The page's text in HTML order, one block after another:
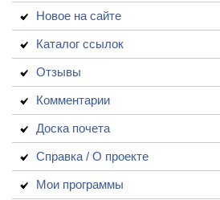
Новое на сайте
Каталог ссылок
Отзывы
Комментарии
Доска почета
Справка / О проекте
Мои программы